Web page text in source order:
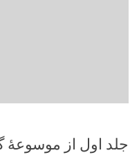
جلد اول از موسوعۀ